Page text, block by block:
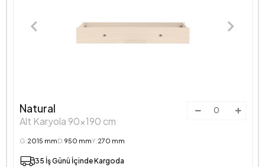
Natural
Alt Karyola 90x190 cm
G:2015 mmD:950 mmY:270 mm
35 İş Günü İçinde Kargoda